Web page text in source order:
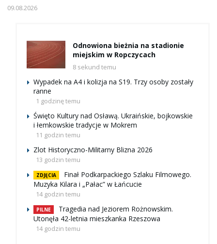
09.08.2026
Odnowiona bieżnia na stadionie
miejskim w Ropczycach
8 sekund temu
Wypadek na A4 i kolizja na S19. Trzy osoby zostały
ranne
1 godzinę temu
Święto Kultury nad Osławą. Ukraińskie, bojkowskie
i łemkowskie tradycje w Mokrem
11 godzin temu
Zlot Historyczno-Militarny Blizna 2026
13 godzin temu
ZDJĘCIA
Finał Podkarpackiego Szlaku Filmowego.
Muzyka Kilara i „Pałac” w Łańcucie
14 godzin temu
PILNE
Tragedia nad Jeziorem Rożnowskim.
Utonęła 42-letnia mieszkanka Rzeszowa
14 godzin temu